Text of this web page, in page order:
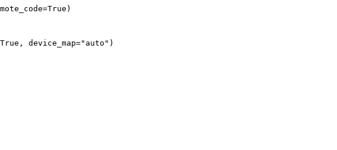
device_map="auto")